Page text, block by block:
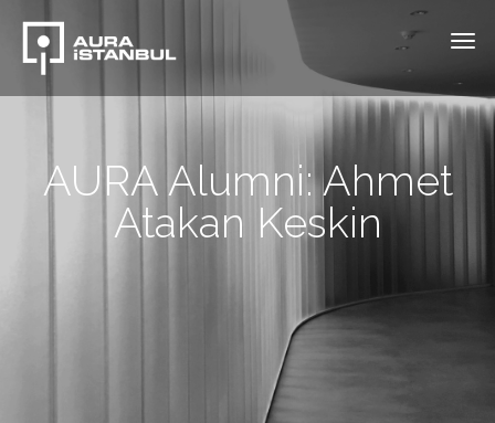
AURA Alumni: Ahmet
Atakan Keskin